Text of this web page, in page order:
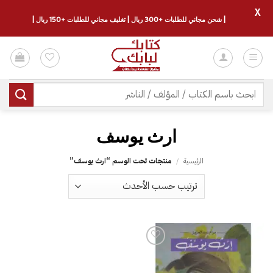
للمحتوى
البحث
عن:
الرئيسية / منتجات تحت الوسم “‎ارث يوسف‎”
إلى
قائمة
| شحن مجاني للطلبات +300 ريال | تغليف مجاني للطلبات +150 ريال |
X